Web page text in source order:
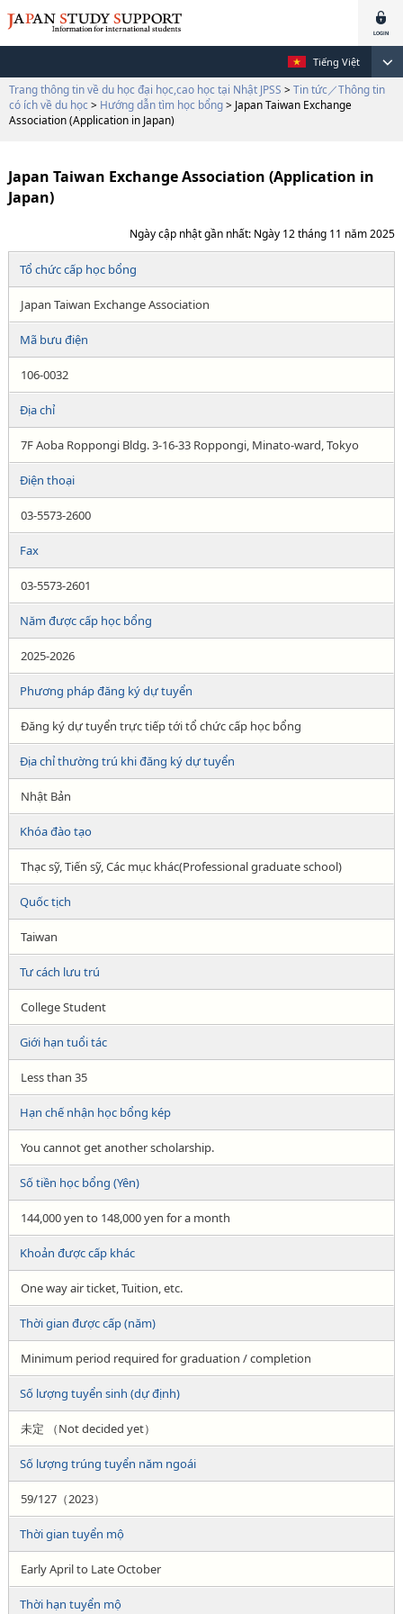
Tiếng Việt
Trang thông tin về du học đại học,cao học tại Nhật JPSS > Tin tức／Thông tin
có ích về du học > Hướng dẫn tìm học bổng> Japan Taiwan Exchange
Association (Application in Japan)
Japan Taiwan Exchange Association (Application in
Japan)
Ngày cập nhật gần nhất: Ngày 12 tháng 11 năm 2025
Tổ chức cấp học bổng
Japan Taiwan Exchange Association
Mã bưu điện
106-0032
Địa chỉ
7F Aoba Roppongi Bldg. 3-16-33 Roppongi, Minato-ward, Tokyo
Điện thoại
03-5573-2600
Fax
03-5573-2601
Năm được cấp học bổng
2025-2026
Phương pháp đăng ký dự tuyển
Đăng ký dự tuyển trực tiếp tới tổ chức cấp học bổng
Địa chỉ thường trú khi đăng ký dự tuyển
Nhật Bản
Khóa đào tạo
Thạc sỹ, Tiến sỹ, Các mục khác(Professional graduate school)
Quốc tịch
Taiwan
Tư cách lưu trú
College Student
Giới hạn tuổi tác
Less than 35
Hạn chế nhận học bổng kép
You cannot get another scholarship.
Số tiền học bổng (Yên)
144,000 yen to 148,000 yen for a month
Khoản được cấp khác
One way air ticket, Tuition, etc.
Thời gian được cấp (năm)
Minimum period required for graduation / completion
Số lượng tuyển sinh (dự định)
未定 （Not decided yet）
Số lượng trúng tuyển năm ngoái
59/127（2023）
Thời gian tuyển mộ
Early April to Late October
Thời hạn tuyển mộ